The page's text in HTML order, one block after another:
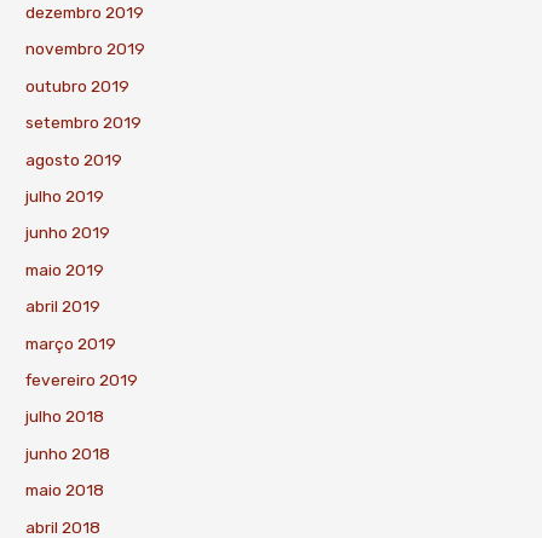
dezembro 2019
novembro 2019
outubro 2019
setembro 2019
agosto 2019
julho 2019
junho 2019
maio 2019
abril 2019
março 2019
fevereiro 2019
julho 2018
junho 2018
maio 2018
abril 2018